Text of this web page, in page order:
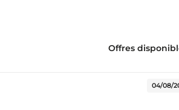
Offres
04/08/